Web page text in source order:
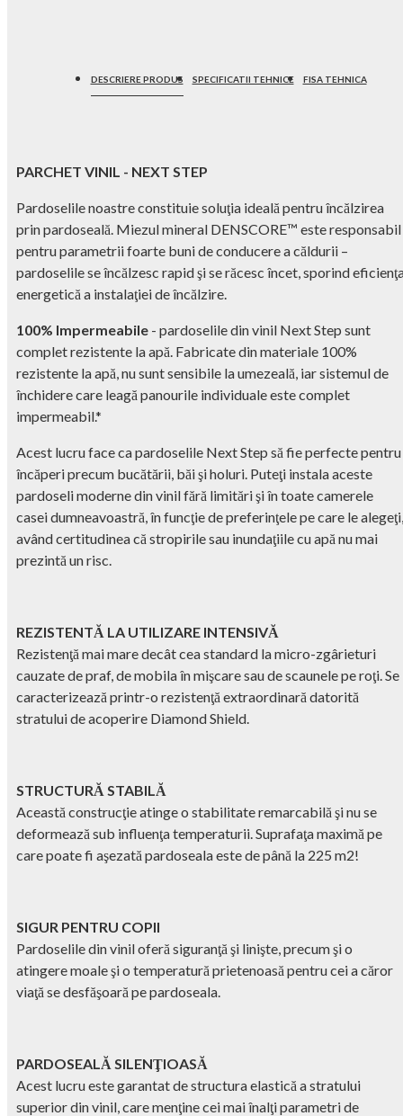
DESCRIERE PRODUS SPECIFICATII TEHNICE FISA TEHNICA
PARCHET VINIL - NEXT STEP
Pardoselile noastre constituie soluţia ideală pentru încălzirea
prin pardoseală. Miezul mineral DENSCORE™ este responsabil
pentru parametrii foarte buni de conducere a căldurii –
pardoselile se încălzesc rapid şi se răcesc încet, sporind
energetică a instalaţiei de încălzire.
100% Impermeabile - pardoselile din vinil Next Step sunt
complet rezistente la apă. Fabricate din materiale 100%
rezistente la apă, nu sunt sensibile la umezeală, iar sistemul de
închidere care leagă panourile individuale este complet
impermeabil.*
Acest lucru face ca pardoselile Next Step să fie perfecte pentru
încăperi precum bucătării, băi şi holuri. Puteţi instala aceste
pardoseli moderne din vinil fără limitări şi în toate camerele
casei dumneavoastră, în funcţie de preferinţele pe care le alegeţi,
având certitudinea că stropirile sau inundaţiile cu apă nu mai
prezintă un risc.
REZISTENTĂ LA UTILIZARE INTENSIVĂ
Rezistenţă mai mare decât cea standard la micro-zgârieturi
cauzate de praf, de mobila în mişcare sau de scaunele pe roţi. Se
caracterizează printr-o rezistenţă extraordinară datorită
stratului de acoperire Diamond Shield.
STRUCTURĂ STABILĂ
Această construcţie atinge o stabilitate remarcabilă şi nu se
deformează sub influenţa temperaturii. Suprafaţa maximă pe
care poate fi aşezată pardoseala este de până la 225 m2!
SIGUR PENTRU COPII
Pardoselile din vinil oferă siguranţă şi linişte, precum şi o
atingere moale şi o temperatură prietenoasă pentru cei a căror
viaţă se desfăşoară pe pardoseala.
PARDOSEALĂ SILENŢIOASĂ
Acest lucru este garantat de structura elastică a stratului
superior din vinil, care menţine cei mai înalţi parametri de